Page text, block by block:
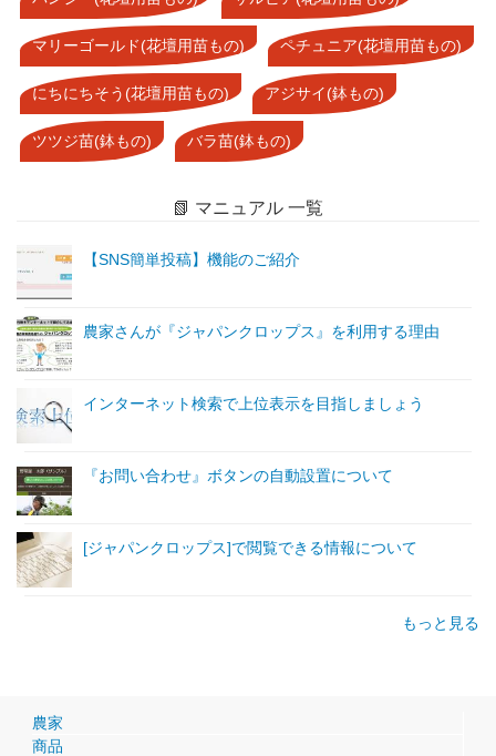
マリーゴールド(花壇用苗もの) ペチュニア(花壇用苗もの)
にちにちそう(花壇用苗もの) アジサイ(鉢もの)
ツツジ苗(鉢もの) バラ苗(鉢もの)
📗 マニュアル 一覧
【SNS簡単投稿】機能のご紹介
農家さんが『ジャパンクロップス』を利用する理由
インターネット検索で上位表示を目指しましょう
『お問い合わせ』ボタンの自動設置について
[ジャパンクロップス]で閲覧できる情報について
もっと見る
農家
商品